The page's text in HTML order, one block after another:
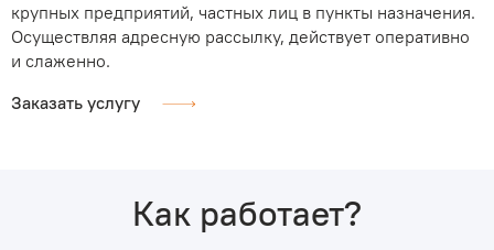
крупных предприятий, частных лиц в пункты назначения.
Осуществляя адресную рассылку, действует оперативно
и слаженно.
Заказать услугу
Как работает?